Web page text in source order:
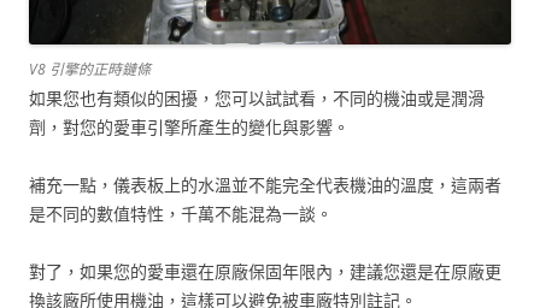
V8 引擎的正時鏈條
如果您也有類似的困擾，您可以試試看，不同的機油或是潤滑
劑，對您的愛車引擎所產生的變化與影響。
補充一點，儀表板上的水溫並不能完全代表機油的溫度，這兩者
是不同的數值特性，千萬不能混為一談。
對了，如果您的愛車還在原廠保固年限內，建議您還是在原廠更
換該廠所使用機油，這樣可以避免被車廠特別註記。